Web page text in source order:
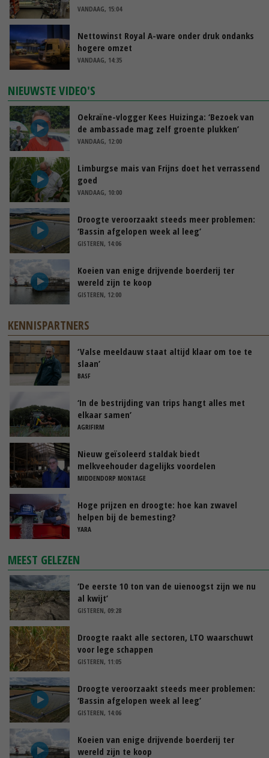
VANDAAG, 15:04
Nettowinst Royal A-ware onder druk ondanks
hogere omzet
VANDAAG, 14:35
NIEUWSTE VIDEO'S
Oekraïne-vlogger Kees Huizinga: ‘Bezoek van
de ambassade mag zelf groente plukken’
VANDAAG, 12:00
Limburgse mais van Frijns doet het verrassend
goed
VANDAAG, 10:00
Droogte veroorzaakt steeds meer problemen:
‘Bassin afgelopen week al leeg’
GISTEREN, 14:06
Koeien van enige drijvende boerderij ter
wereld zijn te koop
GISTEREN, 12:00
KENNISPARTNERS
‘Valse meeldauw staat altijd klaar om toe te
slaan’
BASF
‘In de bestrijding van trips hangt alles met
elkaar samen’
AGRIFIRM
Nieuw geïsoleerd staldak biedt
melkveehouder dagelijks voordelen
MIDDENDORP MONTAGE
Hoge prijzen en droogte: hoe kan zwavel
helpen bij de bemesting?
YARA
MEEST GELEZEN
‘De eerste 10 ton van de uienoogst zijn we nu
al kwijt’
GISTEREN, 09:28
Droogte raakt alle sectoren, LTO waarschuwt
voor lege schappen
GISTEREN, 11:05
Droogte veroorzaakt steeds meer problemen:
‘Bassin afgelopen week al leeg’
GISTEREN, 14:06
Koeien van enige drijvende boerderij ter
wereld zijn te koop